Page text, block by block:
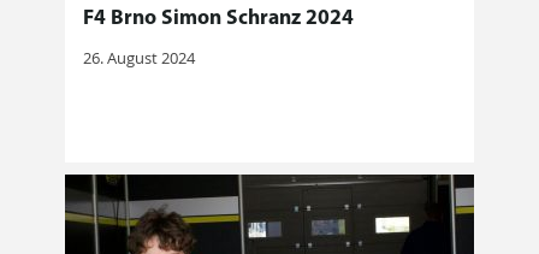
F4 Brno Simon Schranz 2024
26. August 2024